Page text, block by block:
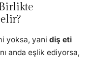
yoksa, yani diş eti
anda eşlik ediyorsa,